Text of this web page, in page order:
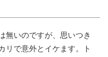
無いのですが、思いつき
リで意外とイケます。ト